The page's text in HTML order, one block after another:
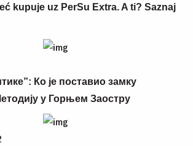
kupuje uz PerSu Extra. A ti? Saznaj
Ко је поставио замку
у Горњем Заостру